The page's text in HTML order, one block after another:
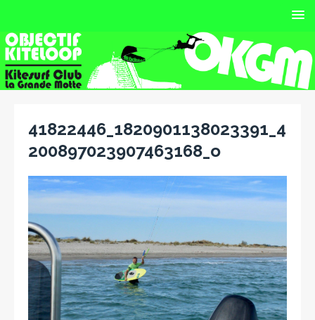
41822446_1820901138023391_4
200897023907463168_o